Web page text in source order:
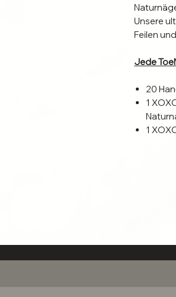
Unsere
Feilen
Jede
20
1
1